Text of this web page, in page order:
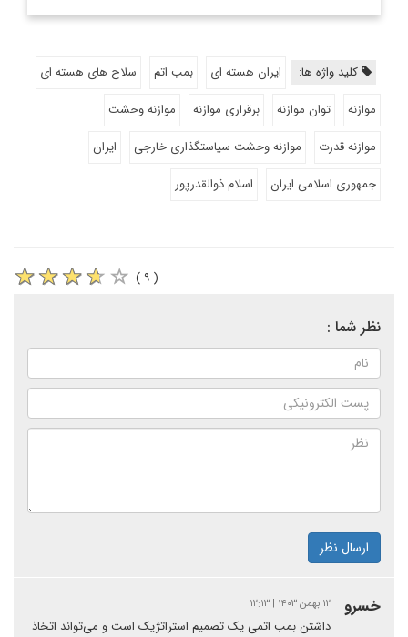
کلید واژه ها: ایران هسته ای بمب اتم
سلاح های هسته ای
موازنه
توان موازنه برقراری موازنه
موازنه وحشت
موازنه قدرت
موازنه وحشت سیاستگذاری خارجی
ایران
جمهوری اسلامی ایران
اسلام ذوالقدرپور
( ۹ )
نظر شما :
ارسال نظر
خسرو ۱۲ بهمن ۱۴۰۳ | ۱۲:۱۳
داشتن بمب اتمی یک تصمیم استراتژیک است و می‌تواند اتخاذ